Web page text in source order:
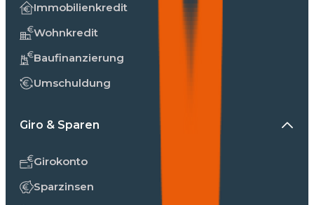
Immobilienkredit
Wohnkredit
Baufinanzierung
Umschuldung
Giro & Sparen
Girokonto
Sparzinsen